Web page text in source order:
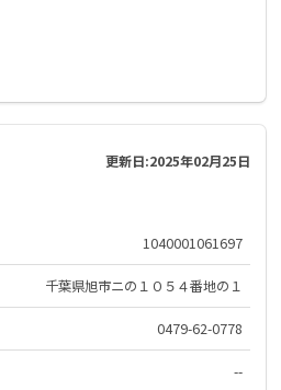
更新日:2025年02月25日
1040001061697
千葉県旭市ニの１０５４番地の１
0479-62-0778
--